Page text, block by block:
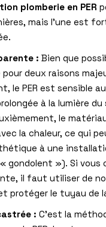
plomberie en PER
mais l’une est
: Bien que
deux raisons
le PER est sensible
à la lumière du
le
la chaleur, ce qui
à une
gondolent »). Si vous
il faut utiliser de
protéger le tuyau de
: C’est la